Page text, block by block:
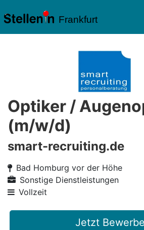
Frankfurt
Optiker /
(m/w/d)
smart-recruiting.de
Bad Homburg vor der Höhe
Sonstige Dienstleistungen
Vollzeit
Jetzt